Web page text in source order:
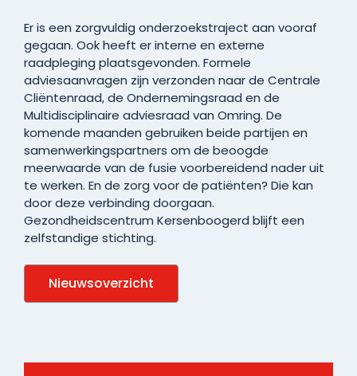
Er is een zorgvuldig onderzoekstraject aan vooraf
gegaan. Ook heeft er interne en externe
raadpleging plaatsgevonden. Formele
adviesaanvragen zijn verzonden naar de Centrale
Cliëntenraad, de Ondernemingsraad en de
Multidisciplinaire adviesraad van Omring. De
komende maanden gebruiken beide partijen en
samenwerkingspartners om de beoogde
meerwaarde van de fusie voorbereidend nader uit
te werken. En de zorg voor de patiënten? Die kan
door deze verbinding doorgaan.
Gezondheidscentrum Kersenboogerd blijft een
zelfstandige stichting.
Nieuwsoverzicht